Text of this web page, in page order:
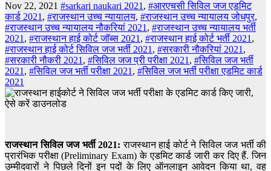
Nov 22, 2021 #sarkari naukari 2021, #आरएचसी सिविल जज एडमिट
कार्ड 2021, #राजस्थान उच्च न्यायालय, #राजस्थान उच्च न्यायालय जोधपुर,
#राजस्थान उच्च न्यायालय नौकरियां 2021, #राजस्थान उच्च न्यायालय भर्ती
2021, #राजस्थान हाई कोर्ट जॉब्स 2021, #राजस्थान हाई कोर्ट भर्ती 2021,
#राजस्थान हाई कोर्ट सिविल जज भर्ती 2021, #सरकारी नौकरियां 2021,
#सरकारी नौकरी 2021, #सिविल जज प्री परीक्षा 2021, #सिविल जज भर्ती
2021, #सिविल जज भर्ती परीक्षा 2021, #सिविल जज भर्ती परीक्षा एडमिट कार्ड
2021
राजस्थान सिविल जज भर्ती 2021: राजस्थान हाई कोर्ट ने सिविल जज भर्ती की
प्रारंभिक परीक्षा (Preliminary Exam) के एडमिट कार्ड जारी कर दिए हैं. जिन
उम्मीदवारों ने पिछले दिनों इन पदों के लिए ऑनलाइन आवेदन किया था, वह